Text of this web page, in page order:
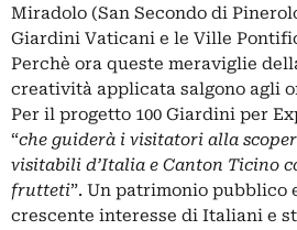
Miradolo (San Secondo di
Giardini Vaticani e le Ville
Perchè ora queste meraviglie
creatività applicata salgono agli
Per il progetto 100 Giardini per
“che guiderà i visitatori alla
visitabili d’Italia e Canton Ticino
frutteti”. Un patrimonio pubblico
crescente interesse di Italiani e